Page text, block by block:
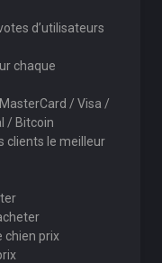
d’utilisateurs
chaque
/ Visa /
/ Bitcoin
clients le meilleur
chien prix